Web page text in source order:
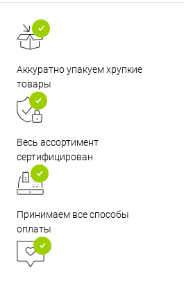
Аккуратно упакуем хрупкие
товары
Весь ассортимент
сертифицирован
Принимаем все способы
оплаты